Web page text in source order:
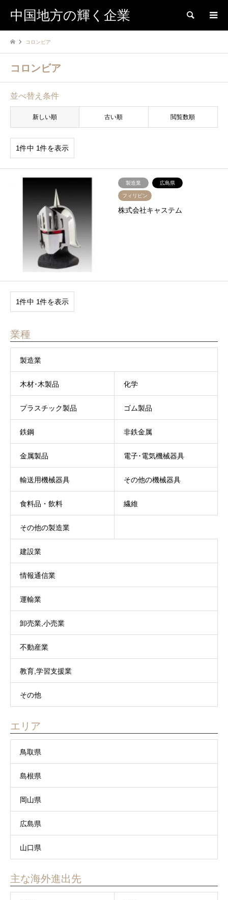
中国地方の輝く企業 検索
コロンビア
コロンビア
並べ替え条件
新しい順 古い順 閲覧数順
1件中 1件を表示
製造業 広島県
フィリピン
株式会社キャステム
1件中 1件を表示
業種
製造業
木材･木製品 化学
プラスチック製品 ゴム製品
鉄鋼 非鉄金属
金属製品 電子･電気機械器具
輸送用機械器具 その他の機械器具
食料品・飲料 繊維
その他の製造業
建設業
情報通信業
運輸業
卸売業,小売業
不動産業
教育,学習支援業
その他
エリア
鳥取県
島根県
岡山県
広島県
山口県
主な海外進出先